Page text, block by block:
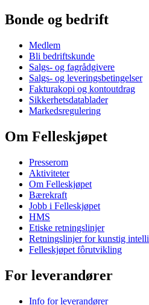
Bonde og bedrift
Medlem
Bli bedriftskunde
Salgs- og fagrådgivere
Salgs- og leveringsbetingelser
Fakturakopi og kontoutdrag
Sikkerhetsdatablader
Markedsregulering
Om Felleskjøpet
Presserom
Aktiviteter
Om Felleskjøpet
Bærekraft
Jobb i Felleskjøpet
HMS
Etiske retningslinjer
Retningslinjer for kunstig
Felleskjøpet fôrutvikling
For leverandører
Info for leverandører